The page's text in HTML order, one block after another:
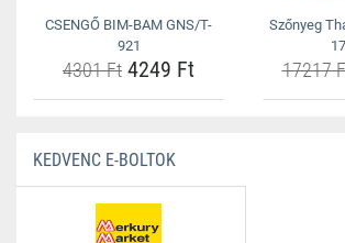
CSENGŐ BIM-BAM GNS/T-
921
4301 Ft 4249 Ft
Szőnyeg
17217
KEDVENC E-BOLTOK